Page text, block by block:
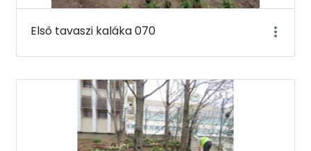
Első tavaszi kaláka 070